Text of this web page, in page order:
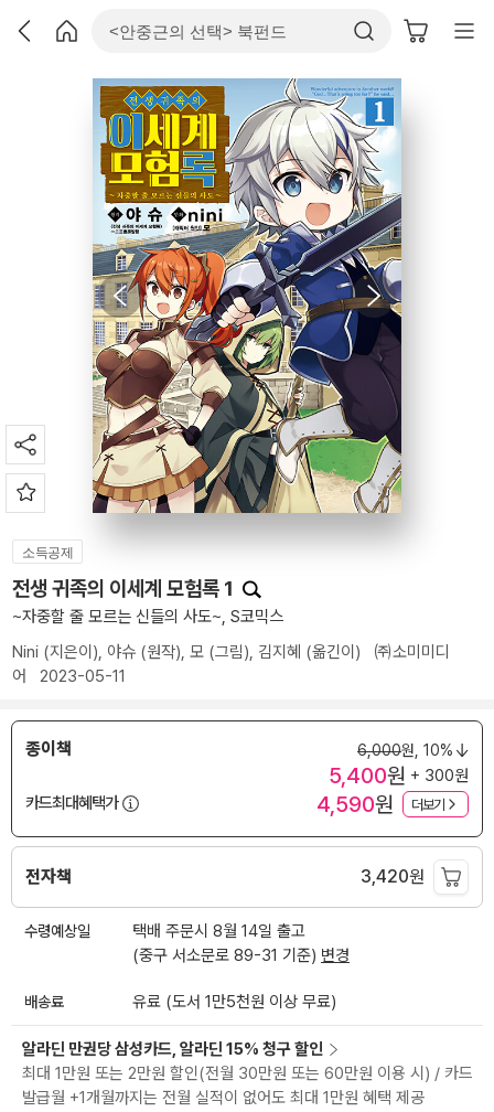
소득공제
전생 귀족의 이세계 모험록 1
~자중할 줄 모르는 신들의 사도~, S코믹스
Nini (지은이), 야슈 (원작), 모 (그림), 김지혜 (옮긴이) ㈜소미미디
어
2023-05-11
종이책 6,000원, 10%
5,400원 + 300원
카드최대혜택가
4,590원 더보기
전자책 3,420원
수령예상일
택배 주문시 8월 14일 출고
(중구 서소문로 89-31 기준) 변경
배송료 유료 (도서 1만5천원 이상 무료)
알라딘 만권당 삼성카드, 알라딘 15% 청구 할인
최대 1만원 또는 2만원 할인(전월 30만원 또는 60만원 이용 시) / 카드
발급월 +1개월까지는 전월 실적이 없어도 최대 1만원 혜택 제공